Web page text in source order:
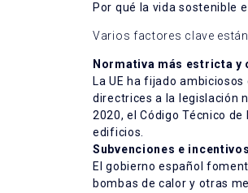
Por qué la vida sostenible
Varios factores clave
Normativa más estricta
La UE ha fijado
directrices a la legislación
2020, el Código Técnico
edificios.
Subvenciones e
El gobierno español
bombas de calor y otras